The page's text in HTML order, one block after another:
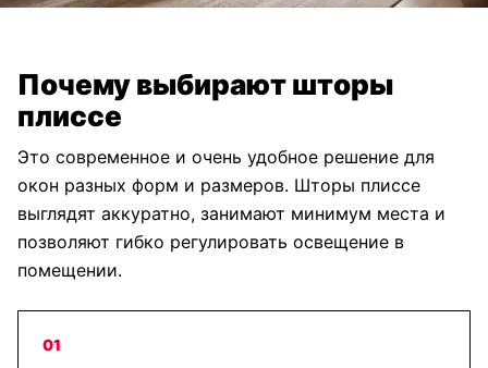
Почему выбирают шторы
плиссе
Это современное и очень удобное решение для
окон разных форм и размеров. Шторы плиссе
выглядят аккуратно, занимают минимум места и
позволяют гибко регулировать освещение в
помещении.
01